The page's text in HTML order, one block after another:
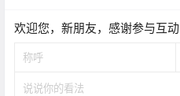
欢迎您，新朋友，感谢参与互动